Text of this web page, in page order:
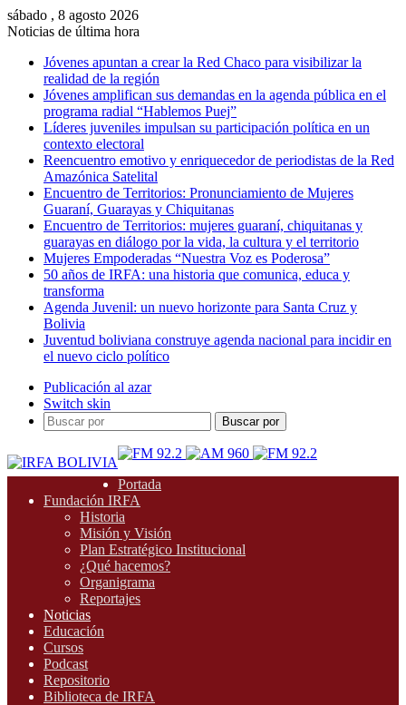
sábado , 8 agosto 2026
Noticias de última hora
Jóvenes apuntan a crear la Red Chaco para visibilizar la
realidad de la región
Jóvenes amplifican sus demandas en la agenda pública en el
programa radial “Hablemos Puej”
Líderes juveniles impulsan su participación política en un
contexto electoral
Reencuentro emotivo y enriquecedor de periodistas de la Red
Amazónica Satelital
Encuentro de Territorios: Pronunciamiento de Mujeres
Guaraní, Guarayas y Chiquitanas
Encuentro de Territorios: mujeres guaraní, chiquitanas y
guarayas en diálogo por la vida, la cultura y el territorio
Mujeres Empoderadas “Nuestra Voz es Poderosa”
50 años de IRFA: una historia que comunica, educa y
transforma
Agenda Juvenil: un nuevo horizonte para Santa Cruz y
Bolivia
Juventud boliviana construye agenda nacional para incidir en
el nuevo ciclo político
Publicación al azar
Switch skin
Buscar por
Portada
Fundación IRFA
Historia
Misión y Visión
Plan Estratégico Institucional
¿Qué hacemos?
Organigrama
Reportajes
Noticias
Educación
Cursos
Podcast
Repositorio
Biblioteca de IRFA